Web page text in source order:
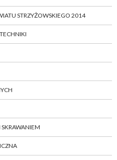
STRZYŻOWSKIEGO 2014